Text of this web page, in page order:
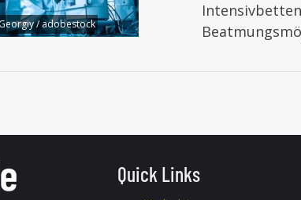
/ adobestock
Quick Links